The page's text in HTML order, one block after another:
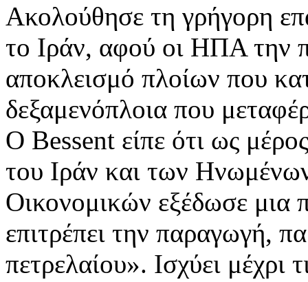
Ακολούθησε τη γρήγορη
το Ιράν, αφού οι ΗΠΑ την
αποκλεισμό πλοίων που
δεξαμενόπλοια που
Ο Bessent είπε ότι ως
του Ιράν και των
Οικονομικών εξέδωσε μια
επιτρέπει την παραγωγή,
πετρελαίου». Ισχύει μέχρι